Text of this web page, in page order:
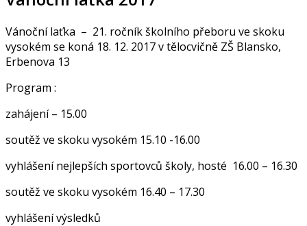
Vánoční laťka – 21. ročník školního přeboru ve skoku
vysokém se koná 18. 12. 2017 v tělocvičně ZŠ Blansko,
Erbenova 13
Program :
zahájení – 15.00
soutěž ve skoku vysokém 15.10 -16.00
vyhlášení nejlepších sportovců školy, hosté 16.00 – 16.30
soutěž ve skoku vysokém 16.40 – 17.30
vyhlášení výsledků